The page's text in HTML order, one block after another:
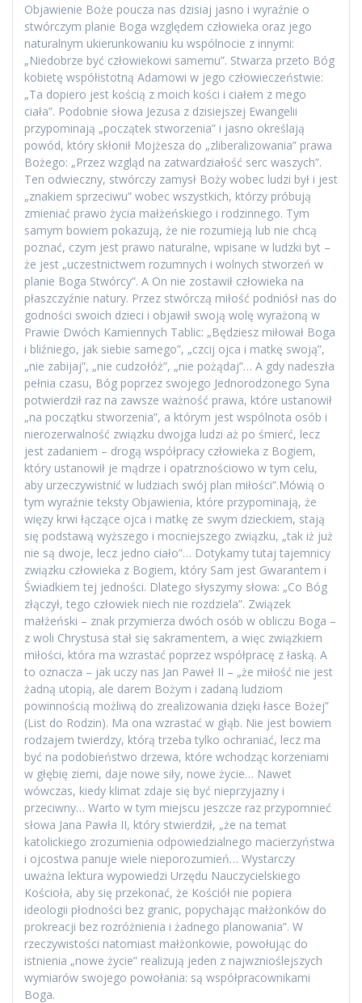
Objawienie Boże poucza nas dzisiaj jasno i wyraźnie o
stwórczym planie Boga względem człowieka oraz jego
naturalnym ukierunkowaniu ku wspólnocie z innymi:
„Niedobrze być człowiekowi samemu”. Stwarza przeto Bóg
kobietę współistotną Adamowi w jego człowieczeństwie:
„Ta dopiero jest kością z moich kości i ciałem z mego
ciała”. Podobnie słowa Jezusa z dzisiejszej Ewangelii
przypominają „początek stworzenia” i jasno określają
powód, który skłonił Mojżesza do „zliberalizowania” prawa
Bożego: „Przez wzgląd na zatwardziałość serc waszych”.
Ten odwieczny, stwórczy zamysł Boży wobec ludzi był i jest
„znakiem sprzeciwu” wobec wszystkich, którzy próbują
zmieniać prawo życia małżeńskiego i rodzinnego. Tym
samym bowiem pokazują, że nie rozumieją lub nie chcą
poznać, czym jest prawo naturalne, wpisane w ludzki byt –
że jest „uczestnictwem rozumnych i wolnych stworzeń w
planie Boga Stwórcy”. A On nie zostawił człowieka na
płaszczyźnie natury. Przez stwórczą miłość podniósł nas do
godności swoich dzieci i objawił swoją wolę wyrażoną w
Prawie Dwóch Kamiennych Tablic: „Będziesz miłował Boga
i bliźniego, jak siebie samego”, „czcij ojca i matkę swoją”,
„nie zabijaj”, „nie cudzołóż”, „nie pożądaj”… A gdy nadeszła
pełnia czasu, Bóg poprzez swojego Jednorodzonego Syna
potwierdził raz na zawsze ważność prawa, które ustanowił
„na początku stworzenia”, a którym jest wspólnota osób i
nierozerwalność związku dwojga ludzi aż po śmierć, lecz
jest zadaniem – drogą współpracy człowieka z Bogiem,
który ustanowił je mądrze i opatrznościowo w tym celu,
aby urzeczywistnić w ludziach swój plan miłości”.Mówią o
tym wyraźnie teksty Objawienia, które przypominają, że
więzy krwi łączące ojca i matkę ze swym dzieckiem, stają
się podstawą wyższego i mocniejszego związku, „tak iż już
nie są dwoje, lecz jedno ciało”… Dotykamy tutaj tajemnicy
związku człowieka z Bogiem, który Sam jest Gwarantem i
Świadkiem tej jedności. Dlatego słyszymy słowa: „Co Bóg
złączył, tego człowiek niech nie rozdziela”. Związek
małżeński – znak przymierza dwóch osób w obliczu Boga –
z woli Chrystusa stał się sakramentem, a więc związkiem
miłości, która ma wzrastać poprzez współpracę z łaską. A
to oznacza – jak uczy nas Jan Paweł II – „że miłość nie jest
żadną utopią, ale darem Bożym i zadaną ludziom
powinnością możliwą do zrealizowania dzięki łasce Bożej”
(List do Rodzin). Ma ona wzrastać w głąb. Nie jest bowiem
rodzajem twierdzy, którą trzeba tylko ochraniać, lecz ma
być na podobieństwo drzewa, które wchodząc korzeniami
w głębię ziemi, daje nowe siły, nowe życie… Nawet
wówczas, kiedy klimat zdaje się być nieprzyjazny i
przeciwny… Warto w tym miejscu jeszcze raz przypomnieć
słowa Jana Pawła II, który stwierdził, „że na temat
katolickiego zrozumienia odpowiedzialnego macierzyństwa
i ojcostwa panuje wiele nieporozumień… Wystarczy
uważna lektura wypowiedzi Urzędu Nauczycielskiego
Kościoła, aby się przekonać, że Kościół nie popiera
ideologii płodności bez granic, popychając małżonków do
prokreacji bez rozróżnienia i żadnego planowania”. W
rzeczywistości natomiast małżonkowie, powołując do
istnienia „nowe życie” realizują jeden z najwznioślejszych
wymiarów swojego powołania: są współpracownikami
Boga.